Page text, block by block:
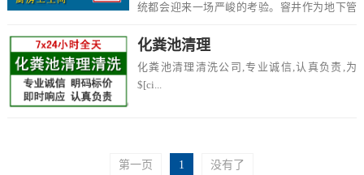
统都会迎来一场严峻的考验。窨井作为地下管
化粪池清理
化粪池清理清洗公司,专业诚信,认真负责,为
$[ci...
第一页 1 没有了